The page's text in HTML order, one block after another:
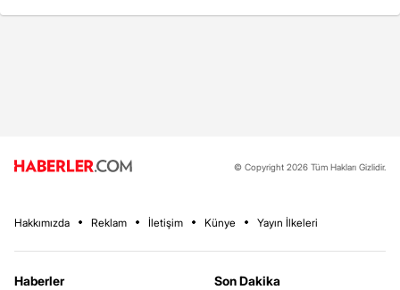
© Copyright 2026 Tüm Hakları Gizlidir.
Hakkımızda Reklam İletişim Künye Yayın İlkeleri
Haberler
Son Dakika